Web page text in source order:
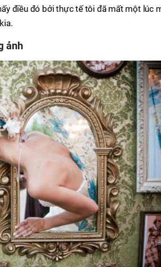
điều đó bởi thực tế tôi đã mất một lúc
ảnh